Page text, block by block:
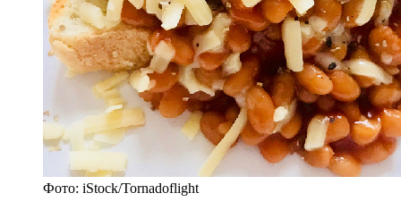
Фото: iStock/Tornadoflight